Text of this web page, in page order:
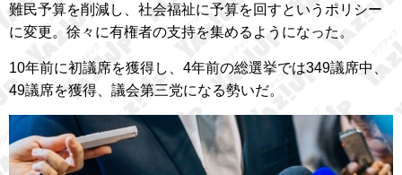
難民予算を削減し、社会福祉に予算を回すというポリシー
に変更。徐々に有権者の支持を集めるようになった。
10年前に初議席を獲得し、4年前の総選挙では349議席中、
49議席を獲得、議会第三党になる勢いだ。